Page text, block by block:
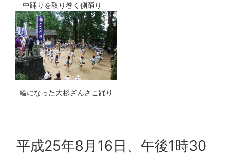
中踊りを取り巻く側踊り
輪になった大杉ざんざこ踊り
平成25年8月16日、午後1時30